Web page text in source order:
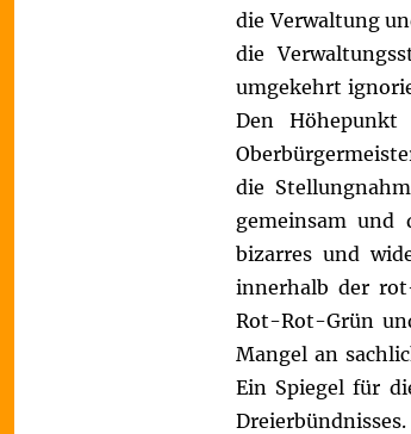
die Verwaltung
die
umgekehrt
Den
die
gemeinsam und
bizarres und
innerhalb der
Rot-Rot-Grün
Mangel an
Ein Spiegel für